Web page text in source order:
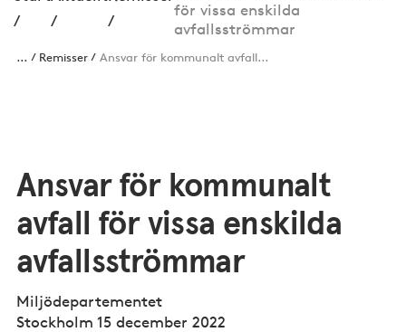
/
/
/
för vissa enskilda
avfallsströmmar
... Remisser Ansvar för kommunalt avfall...
Ansvar för kommunalt
avfall för vissa enskilda
avfallsströmmar
Miljödepartementet
Stockholm 15 december 2022